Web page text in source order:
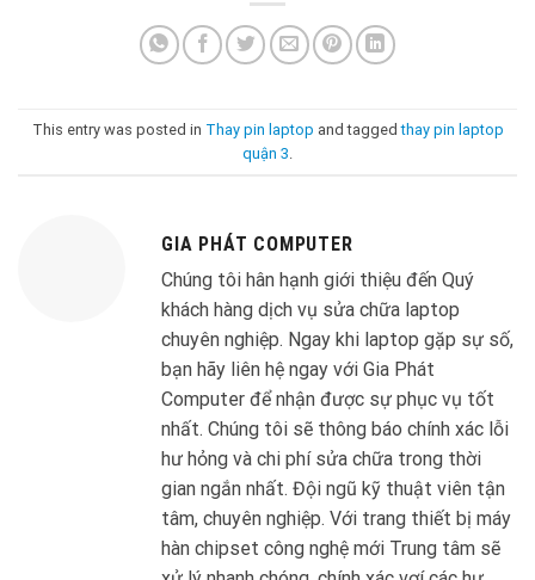
This entry was posted in Thay pin laptop and taggedthay pin laptop
quận 3
GIA PHÁT COMPUTER
Chúng tôi hân hạnh giới thiệu đến Quý
khách hàng dịch vụ sửa chữa laptop
chuyên nghiệp. Ngay khi laptop gặp sự số,
bạn hãy liên hệ ngay với Gia Phát
Computer để nhận được sự phục vụ tốt
nhất. Chúng tôi sẽ thông báo chính xác lỗi
hư hỏng và chi phí sửa chữa trong thời
gian ngắn nhất. Đội ngũ kỹ thuật viên tận
tâm, chuyên nghiệp. Với trang thiết bị máy
hàn chipset công nghệ mới Trung tâm sẽ